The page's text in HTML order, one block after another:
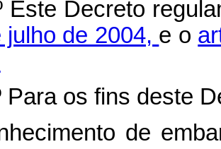
Este Decreto
julho de 2004, e o
Para os fins deste
de